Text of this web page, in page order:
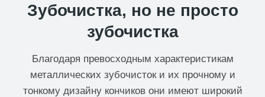
Зубочистка, но не просто
зубочистка
Благодаря превосходным характеристикам
металлических зубочисток и их прочному и
тонкому дизайну кончиков они имеют широкий